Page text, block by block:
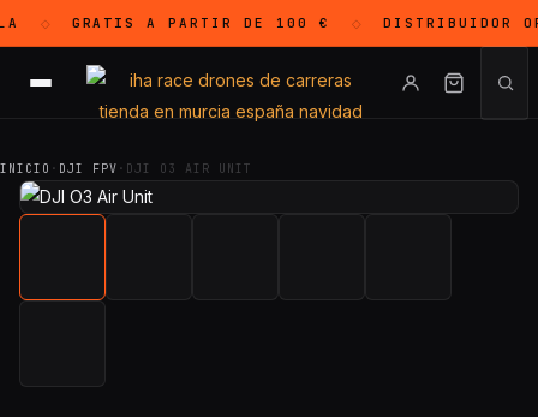
◇ GRATISA PARTIR DE 100 € ◇ DISTRIBUIDOR
INICIO · DJI FPV · DJI O3 AIR UNIT